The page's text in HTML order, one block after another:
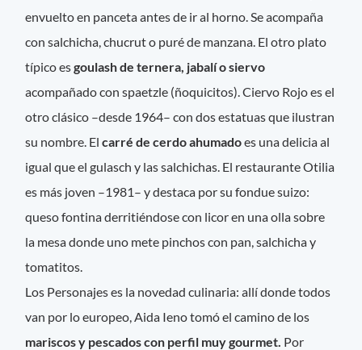
envuelto en panceta antes de ir al horno. Se acompaña
con salchicha, chucrut o puré de manzana. El otro plato
típico esgoulash de ternera, jabalí o siervo
acompañado con spaetzle (ñoquicitos). Ciervo Rojo es el
otro clásico –desde 1964– con dos estatuas que ilustran
su nombre. Elcarré de cerdo ahumadoes una delicia al
igual que el gulasch y las salchichas. El restaurante Otilia
es más joven –1981– y destaca por su fondue suizo:
queso fontina derritiéndose con licor en una olla sobre
la mesa donde uno mete pinchos con pan, salchicha y
tomatitos.
Los Personajes es la novedad culinaria: allí donde todos
van por lo europeo, Aida Ieno tomó el camino de los
mariscos y pescados con perfil muy gourmet. Por